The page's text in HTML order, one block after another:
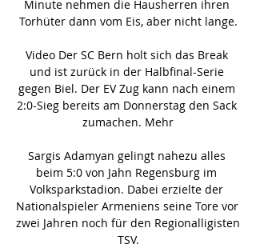
Minute nehmen die Hausherren ihren
Torhüter dann vom Eis, aber nicht lange.
Video Der SC Bern holt sich das Break
und ist zurück in der Halbfinal-Serie
gegen Biel. Der EV Zug kann nach einem
2:0-Sieg bereits am Donnerstag den Sack
zumachen. Mehr
Sargis Adamyan gelingt nahezu alles
beim 5:0 von Jahn Regensburg im
Volksparkstadion. Dabei erzielte der
Nationalspieler Armeniens seine Tore vor
zwei Jahren noch für den Regionalligisten
TSV.